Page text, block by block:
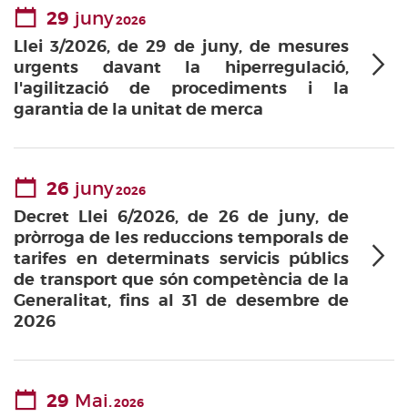
29 juny2026
Llei 3/2026, de 29 de juny, de mesures
urgents davant la hiperregulació,
l'agilització de procediments i la
garantia de la unitat de merca
26 juny2026
Decret Llei 6/2026, de 26 de juny, de
pròrroga de les reduccions temporals de
tarifes en determinats servicis públics
de transport que són competència de la
Generalitat, fins al 31 de desembre de
2026
29 Mai.2026